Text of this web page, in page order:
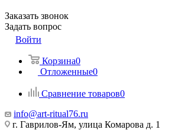
Заказать звонок
Задать вопрос
Войти
Корзина0
Отложенные0
Сравнение товаров0
info@art-ritual76.ru
г. Гаврилов-Ям, улица Комарова д. 1